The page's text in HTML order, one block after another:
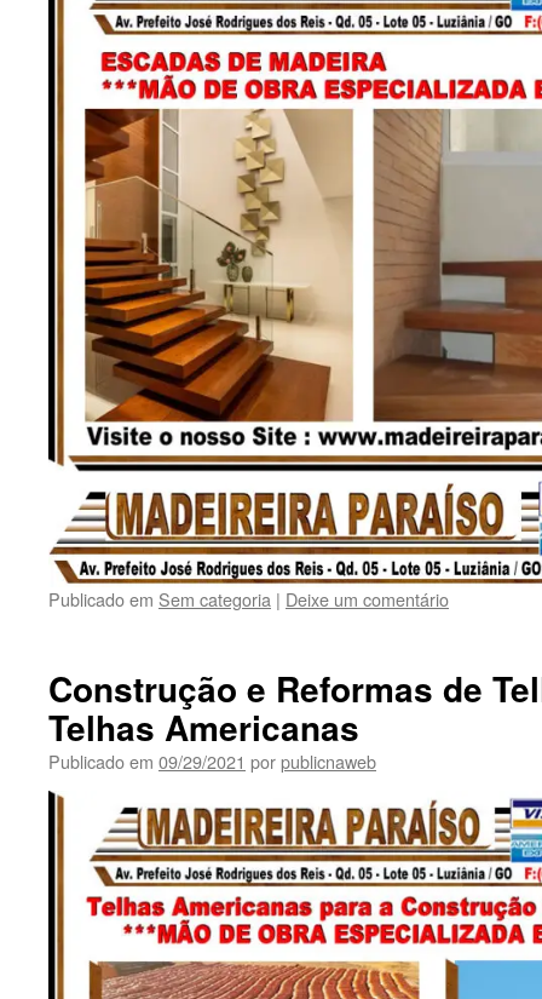
Publicado em Sem categoria | Deixe um comentário
Construção e Reformas de
Telhas Americanas
Publicado em 09/29/2021 porpublicnaweb